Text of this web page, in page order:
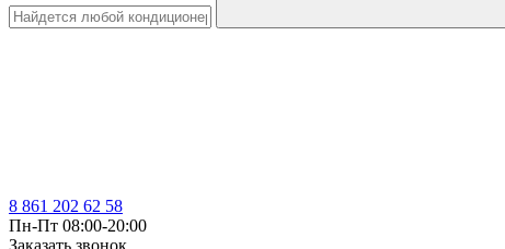
8 861 202 62 58
Пн-Пт 08:00-20:00
Заказать звонок